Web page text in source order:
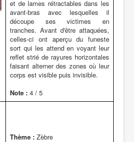
et de lames rétractables dans les
avant-bras avec lesquelles il
découpe ses victimes en
tranches. Avant d'être attaquées,
celles-ci ont aperçu du funeste
sort qui les attend en voyant leur
reflet strié de rayures horizontales
faisant alterner des zones où leur
corps est visible puis invisible.
Note : 4 / 5
Thème : Zèbre